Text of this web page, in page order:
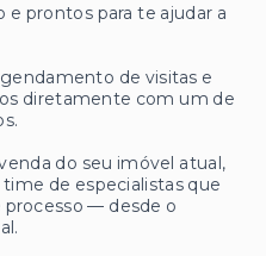
e prontos para te ajudar a
de visitas e
diretamente com um de
do seu imóvel atual,
de especialistas que
— desde o